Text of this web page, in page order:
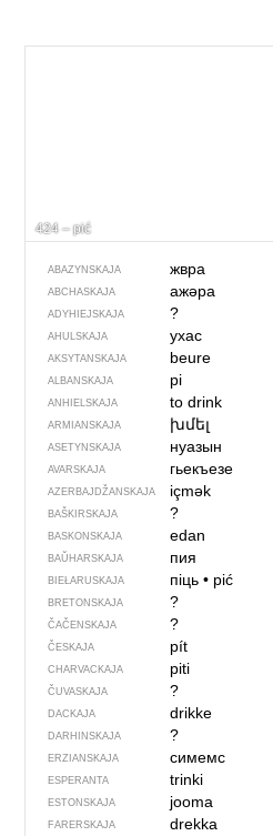
424 – pić
ABAZYNSKAJA жвра
ABCHASKAJA ажәра
ADYHIEJSKAJA ?
AHULSKAJA ухас
AKSYTANSKAJA beure
ALBANSKAJA pi
ANHIELSKAJA to drink
ARMIANSKAJA խմել
ASETYNSKAJA нуазын
AVARSKAJA гьекъезе
AZERBAJDŽAN­SKAJA içmək
BAŠKIRSKAJA ?
BASKONSKAJA edan
BAŬHARSKAJA пия
BIEŁARUSKAJA піць• pić
BRETONSKAJA ?
ČAČENSKAJA ?
ČESKAJA pít
CHARVACKAJA piti
ČUVASKAJA ?
DACKAJA drikke
DARHINSKAJA ?
ERZIANSKAJA симемс
ESPERANTA trinki
ESTONSKAJA jooma
FARERSKAJA drekka